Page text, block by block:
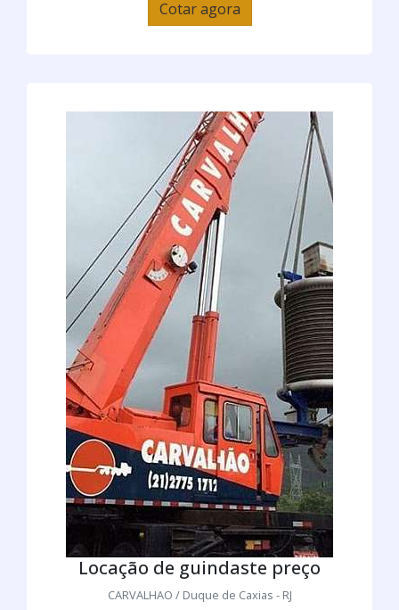
Cotar agora
Locação de guindaste preço
CARVALHAO / Duque de Caxias - RJ